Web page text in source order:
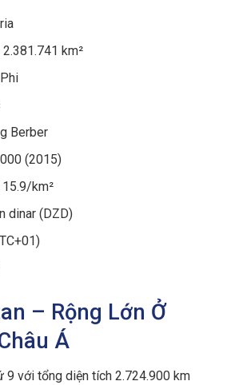
2.381.741 km²
Berber
(2015)
15.9/km²
dinar (DZD)
– Rộng Lớn Ở
Á
9 với tổng diện tích 2.724.900 km